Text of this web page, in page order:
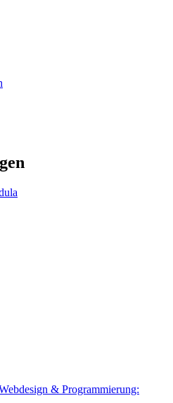
& Programmierung: